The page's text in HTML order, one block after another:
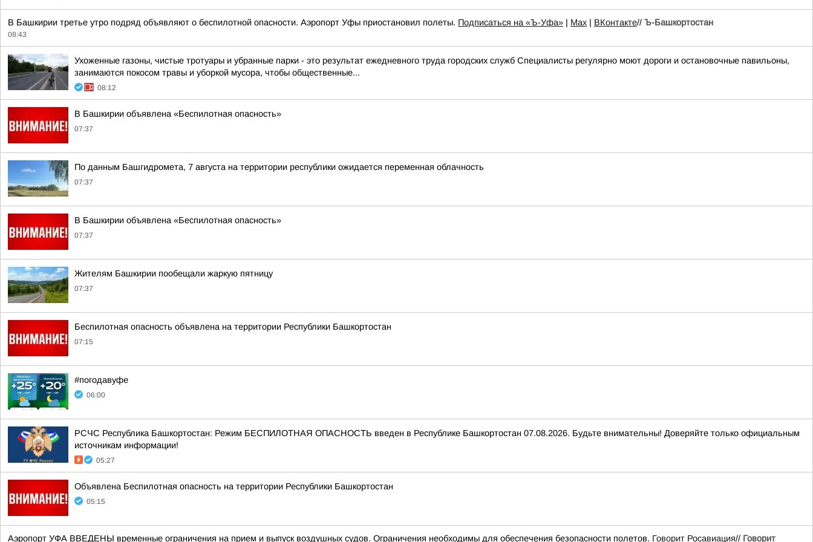
В Башкирии третье утро подряд объявляют о беспилотной опасности. Аэропорт Уфы приостановил полеты. Подписаться на «Ъ-Уфа» | Max | ВКонтакте// Ъ-Башкортостан
08:43
Ухоженные газоны, чистые тротуары и убранные парки - это результат ежедневного труда городских служб Специалисты регулярно моют дороги и остановочные павильоны,
занимаются покосом травы и уборкой мусора, чтобы общественные...
08:12
В Башкирии объявлена «Беспилотная опасность»
07:37
По данным Башгидромета, 7 августа на территории республики ожидается переменная облачность
07:37
В Башкирии объявлена «Беспилотная опасность»
07:37
Жителям Башкирии пообещали жаркую пятницу
07:37
Беспилотная опасность объявлена на территории Республики Башкортостан
07:15
#погодавуфе
06:00
РСЧС Республика Башкортостан: Режим БЕСПИЛОТНАЯ ОПАСНОСТЬ введен в Республике Башкортостан 07.08.2026. Будьте внимательны! Доверяйте только официальным
источникам информации!
05:27
Объявлена Беспилотная опасность на территории Республики Башкортостан
05:15
Аэропорт УФА ВВЕДЕНЫ временные ограничения на прием и выпуск воздушных судов. Ограничения необходимы для обеспечения безопасности полетов. Говорит Росавиация// Говорит